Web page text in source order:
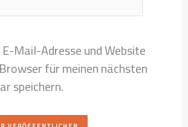
Mail-Adresse und Website
für meinen nächsten
speichern.